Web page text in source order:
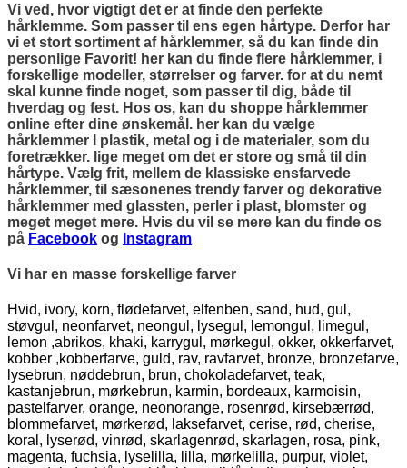
Vi ved, hvor vigtigt det er at finde den perfekte
hårklemme. Som passer til ens egen hårtype. Derfor har
vi et stort sortiment af hårklemmer, så du kan finde din
personlige Favorit! her kan du finde flere hårklemmer, i
forskellige modeller, størrelser og farver. for at du nemt
skal kunne finde noget, som passer til dig, både til
hverdag og fest. Hos os, kan du shoppe hårklemmer
online efter dine ønskemål. her kan du vælge
hårklemmer I plastik, metal og i de materialer, som du
foretrækker. lige meget om det er store og små til din
hårtype. Vælg frit, mellem de klassiske ensfarvede
hårklemmer, til sæsonenes trendy farver og dekorative
hårklemmer med glassten, perler i plast, blomster og
meget meget mere. Hvis du vil se mere kan du finde os
på Facebook og Instagram
Vi har en masse forskellige farver
Hvid, ivory, korn, flødefarvet, elfenben, sand, hud, gul,
støvgul, neonfarvet, neongul, lysegul, lemongul, limegul,
lemon ,abrikos, khaki, karrygul, mørkegul, okker, okkerfarvet,
kobber ,kobberfarve, guld, rav, ravfarvet, bronze, bronzefarve,
lysebrun, nøddebrun, brun, chokoladefarvet, teak,
kastanjebrun, mørkebrun, karmin, bordeaux, karmoisin,
pastelfarver, orange, neonorange, rosenrød, kirsebærrød,
blommefarvet, mørkerød, laksefarvet, cerise, rød, cherise,
koral, lyserød, vinrød, skarlagenrød, skarlagen, rosa, pink,
magenta, fuchsia, lyselilla, lilla, mørkelilla, purpur, violet,